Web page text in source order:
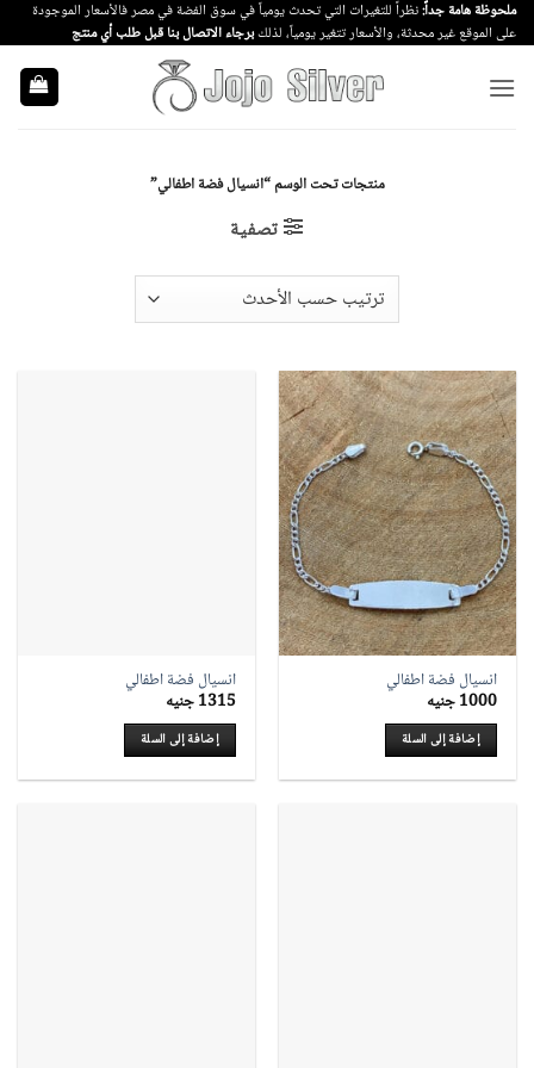
تخطي
للمحتوى
ملحوظة هامة جداً:نظراً للتغيرات التي تحدث يومياً في سوق الفضة في مصر فالأسعار الموجودة
على الموقع غير محدثة، والأسعار تتغير يومياً، لذلكبرجاء الاتصال بنا قبل طلب أي منتج
منتجات تحت الوسم “انسيال فضة اطفالي”
تصفية
انسيال فضة اطفالي
1000جنيه
إضافة إلى السلة
انسيال فضة اطفالي
1315جنيه
إضافة إلى السلة